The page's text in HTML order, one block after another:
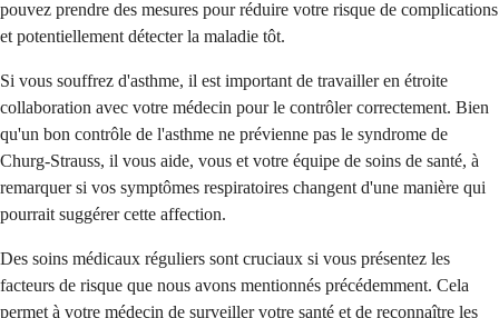
pouvez prendre des mesures pour réduire votre risque de complications
et potentiellement détecter la maladie tôt.
Si vous souffrez d'asthme, il est important de travailler en étroite
collaboration avec votre médecin pour le contrôler correctement. Bien
qu'un bon contrôle de l'asthme ne prévienne pas le syndrome de
Churg-Strauss, il vous aide, vous et votre équipe de soins de santé, à
remarquer si vos symptômes respiratoires changent d'une manière qui
pourrait suggérer cette affection.
Des soins médicaux réguliers sont cruciaux si vous présentez les
facteurs de risque que nous avons mentionnés précédemment. Cela
permet à votre médecin de surveiller votre santé et de reconnaître les